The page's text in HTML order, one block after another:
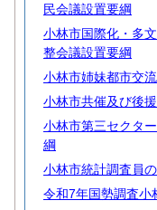
民会議設置要綱
小林市国際化・多
整会議設置要綱
小林市姉妹都市交
小林市共催及び後
小林市第三セクタ
綱
小林市統計調査員
令和7年国勢調査小